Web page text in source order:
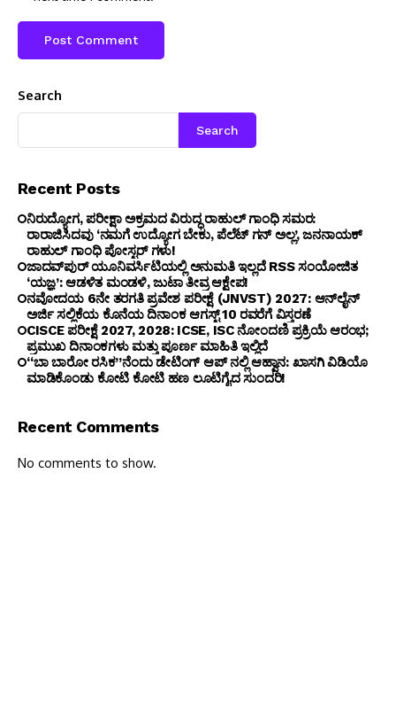
Search
Search
Recent Posts
ನಿರುದ್ಯೋಗ, ಪರೀಕ್ಷಾ ಅಕ್ರಮದ ವಿರುದ್ಧ ರಾಹುಲ್ ಗಾಂಧಿ ಸಮರ:
ರಾರಾಜಿಸಿದವು ‘ನಮಗೆ ಉದ್ಯೋಗ ಬೇಕು, ಪೆಲೆಟ್ ಗನ್ ಅಲ್ಲ’, ಜನನಾಯಕ್
ರಾಹುಲ್ ಗಾಂಧಿ ಪೋಸ್ಟರ್ ಗಳು!
ಜಾದವ್‌ಪುರ್ ಯೂನಿವರ್ಸಿಟಿಯಲ್ಲಿ ಅನುಮತಿ ಇಲ್ಲದೆ RSS ಸಂಯೋಜಿತ
‘ಯಜ್ಞ’: ಆಡಳಿತ ಮಂಡಳಿ, ಜುಟಾ ತೀವ್ರ ಆಕ್ಷೇಪ!
ನವೋದಯ 6ನೇ ತರಗತಿ ಪ್ರವೇಶ ಪರೀಕ್ಷೆ (JNVST) 2027: ಆನ್‌ಲೈನ್
ಅರ್ಜಿ ಸಲ್ಲಿಕೆಯ ಕೊನೆಯ ದಿನಾಂಕ ಆಗಸ್ಟ್ 10 ರವರೆಗೆ ವಿಸ್ತರಣೆ
CISCE ಪರೀಕ್ಷೆ 2027, 2028: ICSE, ISC ನೋಂದಣಿ ಪ್ರಕ್ರಿಯೆ ಆರಂಭ;
ಪ್ರಮುಖ ದಿನಾಂಕಗಳು ಮತ್ತು ಪೂರ್ಣ ಮಾಹಿತಿ ಇಲ್ಲಿದೆ
“ಬಾ ಬಾರೋ ರಸಿಕ”ನೆಂದು ಡೇಟಿಂಗ್ ಆಪ್ ನಲ್ಲಿ ಆಹ್ವಾನ: ಖಾಸಗಿ ವಿಡಿಯೊ
ಮಾಡಿಕೊಂಡು ಕೋಟಿ ಕೋಟಿ ಹಣ ಲೂಟಿಗೈದ ಸುಂದರಿ!
Recent Comments
No comments to show.